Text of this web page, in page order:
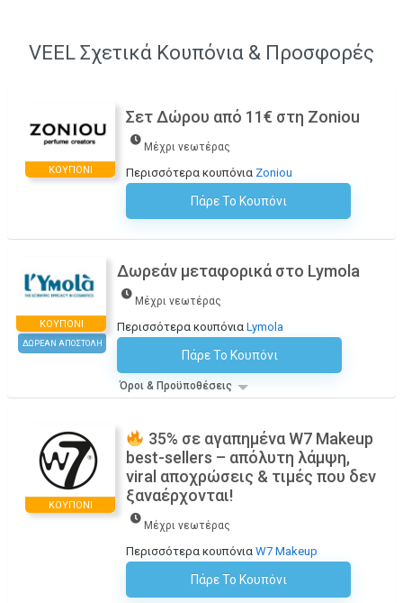
VEEL Σχετικά Κουπόνια & Προσφορές
ΚΟΥΠΌΝΙ
Σετ Δώρου από 11€ στη Zoniou
Μέχρι νεωτέρας
Περισσότερα κουπόνια Zoniou
Πάρε Το Κουπόνι
ΚΟΥΠΌΝΙ
ΔΩΡΕΑΝ ΑΠΟΣΤΟΛΗ
Δωρεάν μεταφορικά στο Lymola
Μέχρι νεωτέρας
Περισσότερα κουπόνια Lymola
Πάρε Το Κουπόνι
Όροι & Προϋποθέσεις
ΚΟΥΠΌΝΙ
35% σε αγαπημένα W7 Makeup
best-sellers – απόλυτη λάμψη,
viral αποχρώσεις & τιμές που δεν
ξαναέρχονται!
Μέχρι νεωτέρας
Περισσότερα κουπόνια W7 Makeup
Πάρε Το Κουπόνι